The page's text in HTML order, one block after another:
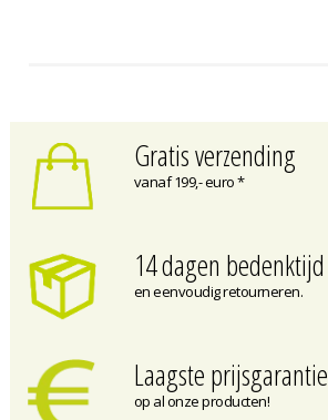
Gratis verzending
vanaf 199,- euro *
14 dagen bedenktijd
en eenvoudig retourneren.
Laagste prijsgarantie
op al onze producten!